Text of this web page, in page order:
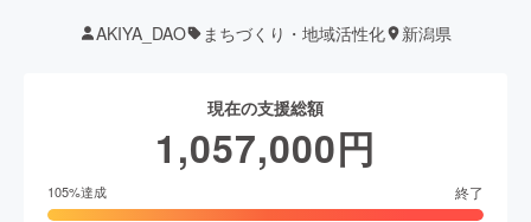
AKIYA_DAO まちづくり・地域活性化 新潟県
現在の支援総額
1,057,000円
105%達成 終了